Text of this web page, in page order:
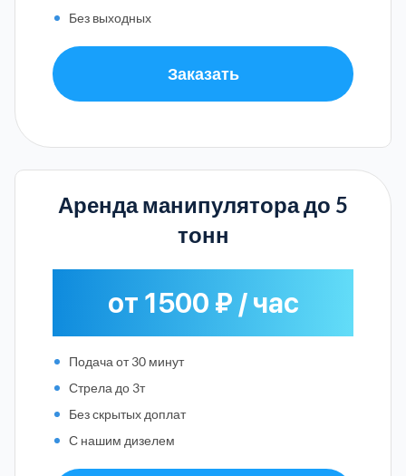
Без выходных
Заказать
Аренда манипулятора до 5
тонн
от 1500 ₽ / час
Подача от 30 минут
Стрела до 3т
Без скрытых доплат
С нашим дизелем